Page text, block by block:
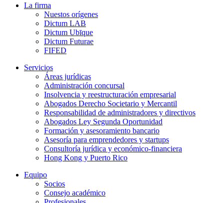
La firma
Nuestos orígenes
Dictum LAB
Dictum Ubīque
Dictum Futurae
FIFED
Servicios
Áreas jurídicas
Administración concursal
Insolvencia y reestructuración empresarial
Abogados Derecho Societario y Mercantil
Responsabilidad de administradores y directivos
Abogados Ley Segunda Oportunidad
Formación y asesoramiento bancario
Asesoría para emprendedores y startups
Consultoría jurídica y económico-financiera
Hong Kong y Puerto Rico
Equipo
Socios
Consejo académico